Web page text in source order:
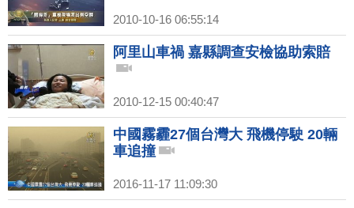
2010-10-16 06:55:14
阿里山車禍 嘉縣調查安檢協助索賠
2010-12-15 00:40:47
中國霧霾27個台灣大 飛機停駛 20輛
車追撞
2016-11-17 11:09:30